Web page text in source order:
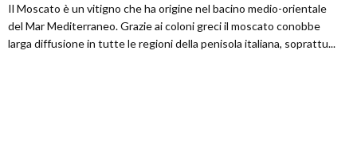
Il Moscato è un vitigno che ha origine nel bacino medio-orientale
del Mar Mediterraneo. Grazie ai coloni greci il moscato conobbe
larga diffusione in tutte le regioni della penisola italiana, soprattu...